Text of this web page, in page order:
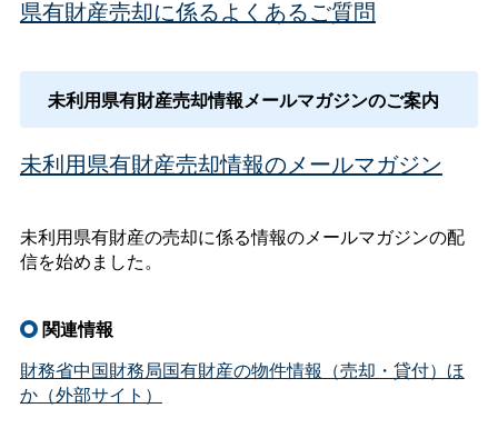
県有財産売却に係るよくあるご質問
未利用県有財産売却情報メールマガジンのご案内
未利用県有財産売却情報のメールマガジン
未利用県有財産の売却に係る情報のメールマガジンの配
信を始めました。
関連情報
財務省中国財務局国有財産の物件情報（売却・貸付）ほ
か（外部サイト）